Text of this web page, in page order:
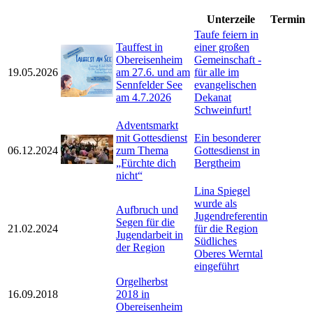
Unterzeile Termin
19.05.2026
Tauffest in
Obereisenheim
am 27.6. und am
Sennfelder See
am 4.7.2026
Taufe feiern in
einer großen
Gemeinschaft -
für alle im
evangelischen
Dekanat
Schweinfurt!
06.12.2024
Adventsmarkt
mit Gottesdienst
zum Thema
„Fürchte dich
nicht“
Ein besonderer
Gottesdienst in
Bergtheim
21.02.2024
Aufbruch und
Segen für die
Jugendarbeit in
der Region
Lina Spiegel
wurde als
Jugendreferentin
für die Region
Südliches
Oberes Werntal
eingeführt
16.09.2018
Orgelherbst
2018 in
Obereisenheim